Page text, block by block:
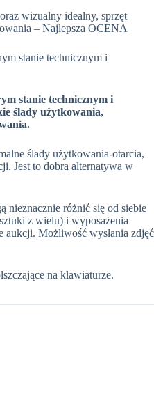
wizualny idealny, sprzęt
– Najlepsza OCENA
stanie technicznym i
stanie technicznym i
ślady użytkowania,
ślady użytkowania-otarcia,
Jest to dobra alternatywa w
nieznacznie różnić się od siebie
z wielu) i wyposażenia
aukcji. Możliwość wysłania zdjęć
na klawiaturze.